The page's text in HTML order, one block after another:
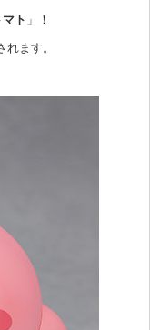
ト 」！
ます。